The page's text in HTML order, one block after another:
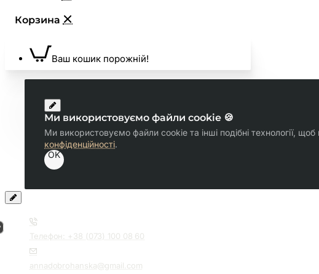
Ваш кошик порожній!
Ми використовуємо файли cookie 🍪
Ми використовуємо файли cookie та інші подібні технології,
конфіденційності.
OK
Телефон: +38 (073) 100 08 60
annadobrohanska@gmail.com